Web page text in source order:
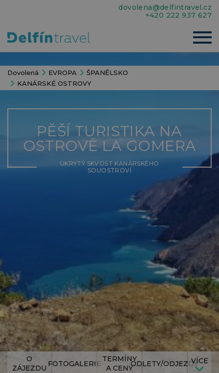
dovolena@delfintravel.cz
+420 222 937 627
Dovolená EVROPA
ŠPANĚLSKO
KANÁRSKÉ OSTROVY
PĚŠÍ TURISTIKA NA
OSTROVĚ LA GOMERA
UKRYTÝ SKVOST KANÁRSKÉHO
SOUOSTROVÍ
O
ZÁJEZDU
FOTOGALERIE
TERMÍNY
A CENY
ODLETY/ODJEZDYVÍCE